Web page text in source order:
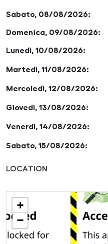
Sabato, 08/08/2026:
Domenica, 09/08/2026:
Lunedì, 10/08/2026:
Martedì, 11/08/2026:
Mercoledì, 12/08/2026:
Giovedì, 13/08/2026:
Venerdì, 14/08/2026:
Sabato, 15/08/2026:
LOCATION
+
−